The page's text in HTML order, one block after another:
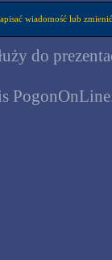
wiadomość lub
do